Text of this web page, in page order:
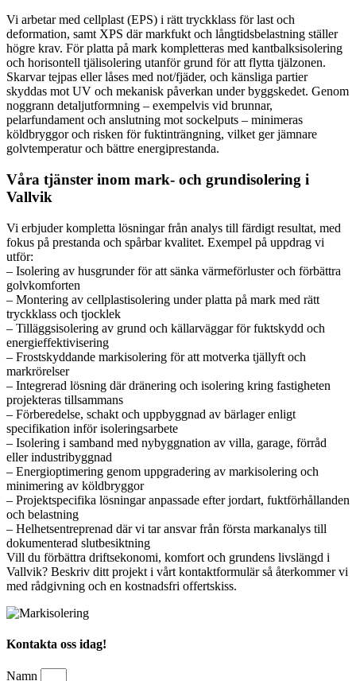
Vi arbetar med cellplast (EPS) i rätt tryckklass för last och
deformation, samt XPS där markfukt och långtidsbelastning ställer
högre krav. För platta på mark kompletteras med kantbalksisolering
och horisontell tjälisolering utanför grund för att flytta tjälzonen.
Skarvar tejpas eller låses med not/fjäder, och känsliga partier
skyddas mot UV och mekanisk påverkan under byggskedet. Genom
noggrann detaljutformning – exempelvis vid brunnar,
pelarfundament och anslutning mot sockelputs – minimeras
köldbryggor och risken för fuktinträngning, vilket ger jämnare
golvtemperatur och bättre energiprestanda.
Våra tjänster inom mark- och grundisolering i
Vallvik
Vi erbjuder kompletta lösningar från analys till färdigt resultat, med
fokus på prestanda och spårbar kvalitet. Exempel på uppdrag vi
utför:
– Isolering av husgrunder för att sänka värmeförluster och förbättra
golvkomforten
– Montering av cellplastisolering under platta på mark med rätt
tryckklass och tjocklek
– Tilläggsisolering av grund och källarväggar för fuktskydd och
energieffektivisering
– Frostskyddande markisolering för att motverka tjällyft och
markrörelser
– Integrerad lösning där dränering och isolering kring fastigheten
projekteras tillsammans
– Förberedelse, schakt och uppbyggnad av bärlager enligt
specifikation inför isoleringsarbete
– Isolering i samband med nybyggnation av villa, garage, förråd
eller industribyggnad
– Energioptimering genom uppgradering av markisolering och
minimering av köldbryggor
– Projektspecifika lösningar anpassade efter jordart, fuktförhållanden
och belastning
– Helhetsentreprenad där vi tar ansvar från första markanalys till
dokumenterad slutbesiktning
Vill du förbättra driftsekonomi, komfort och grundens livslängd i
Vallvik? Beskriv ditt projekt i vårt kontaktformulär så återkommer vi
med rådgivning och en kostnadsfri offertskiss.
Kontakta oss idag!
Namn